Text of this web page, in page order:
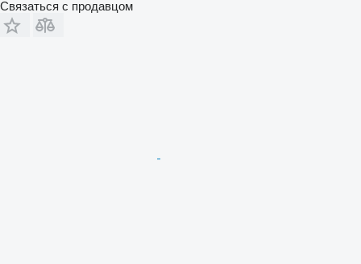
Связаться с продавцом